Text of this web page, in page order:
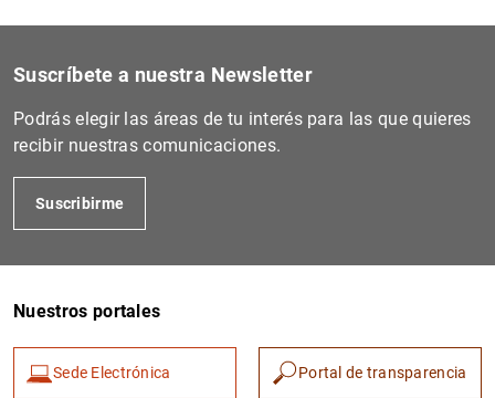
Suscríbete a nuestra Newsletter
Podrás elegir las áreas de tu interés para las que quieres
recibir nuestras comunicaciones.
Suscribirme
Nuestros portales
Sede Electrónica Portal de transparencia